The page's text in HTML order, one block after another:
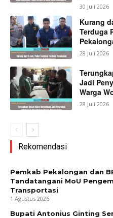
30 Juli 2026
Kurang
Terduga
28 Juli 2026
Jadi
Warga
28 Juli 2026
Rekomendasi
Pemkab Pekalongan dan
Tandatangani MoU
Transportasi
1 Agustus 2026
Bupati Antonius Ginting